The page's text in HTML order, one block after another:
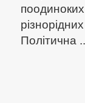
Політична